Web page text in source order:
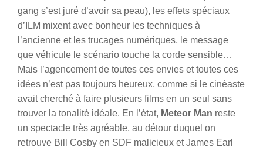
gang s’est juré d’avoir sa peau), les effets spéciaux
d’ILM mixent avec bonheur les techniques à
l’ancienne et les trucages numériques, le message
que véhicule le scénario touche la corde sensible…
Mais l’agencement de toutes ces envies et toutes ces
idées n’est pas toujours heureux, comme si le cinéaste
avait cherché à faire plusieurs films en un seul sans
trouver la tonalité idéale. En l’état, Meteor Man reste
un spectacle très agréable, au détour duquel on
retrouve Bill Cosby en SDF malicieux et James Earl